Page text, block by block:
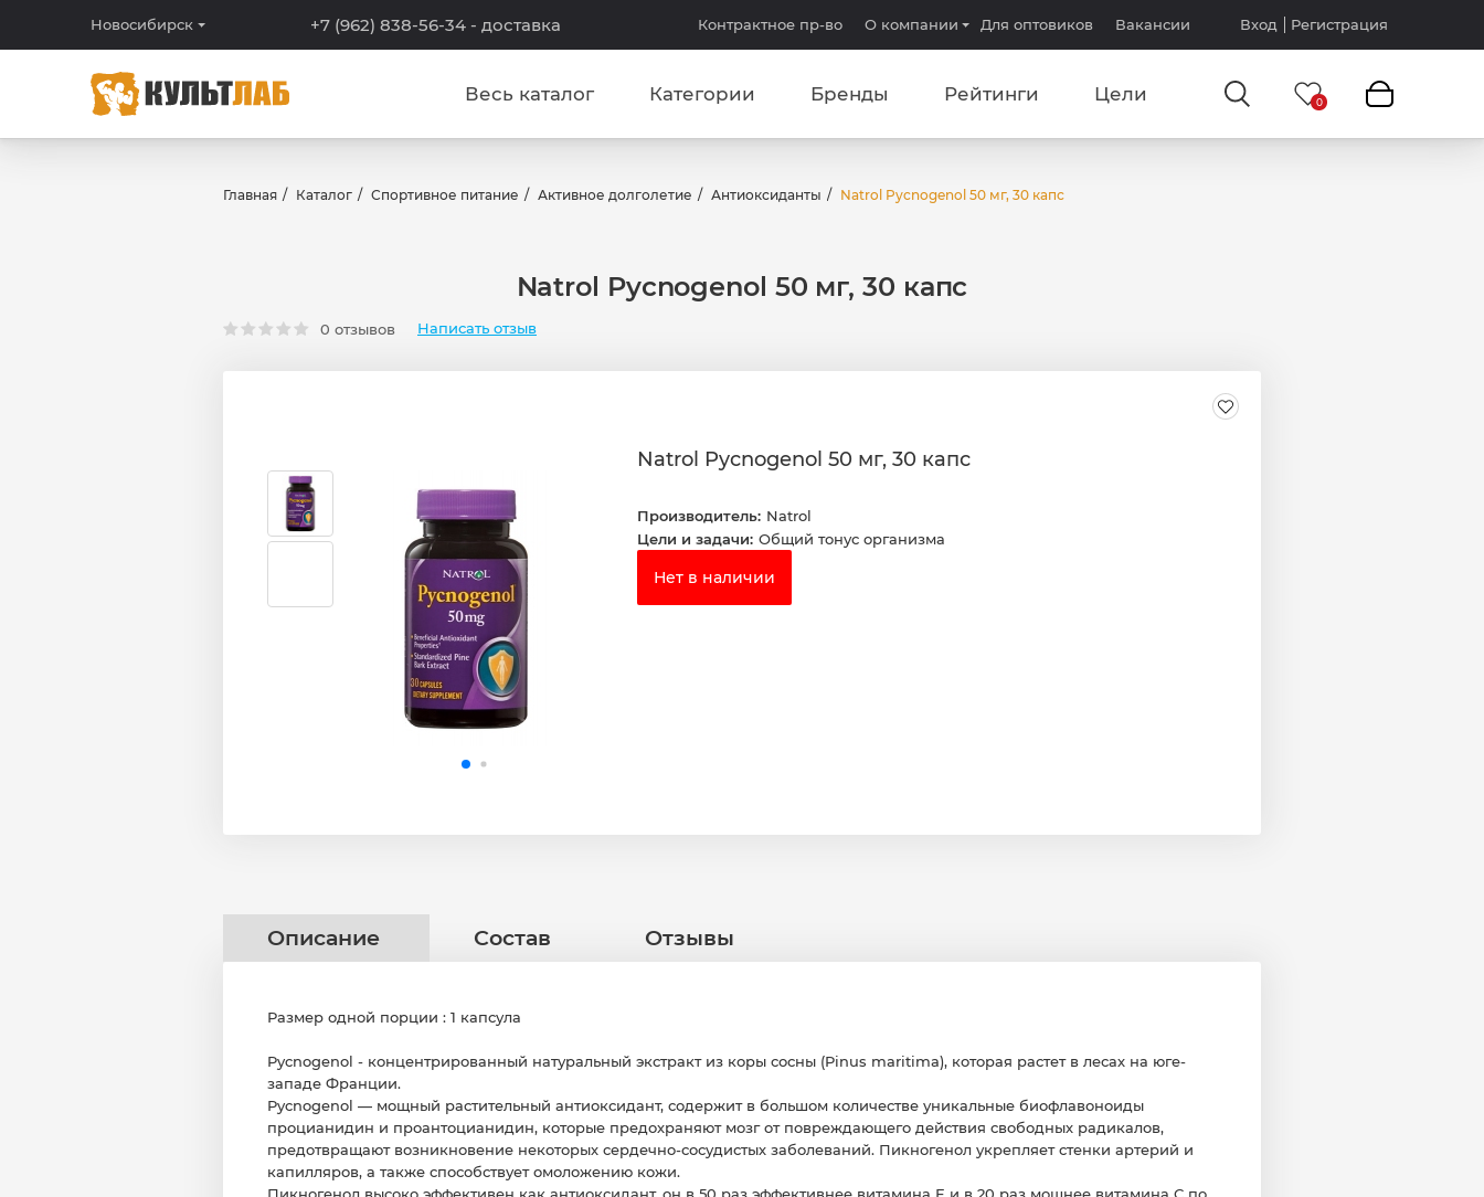
Новосибирск +7 (962) 838-56-34 - доставка Контрактное пр-во О компании Для оптовиков Вакансии Вход Регистрация
Весь каталог Категории Бренды Рейтинги Цели
Главная Каталог Спортивное питание Активное долголетие Антиоксиданты Natrol Pycnogenol 50 мг, 30 капс
Natrol Pycnogenol 50 мг, 30 капс
0 отзывов Написать отзыв
Natrol Pycnogenol 50 мг, 30 капс
Производитель: Natrol
Цели и задачи: Общий тонус организма
Нет в наличии
Описание Состав Отзывы
Размер одной порции : 1 капсула
Pycnogenol - концентрированный натуральный экстракт из коры сосны (Pinus maritima), которая растет в лесах на юге-
западе Франции.
Pycnogenol — мощный растительный антиоксидант, содержит в большом количестве уникальные биофлавоноиды
процианидин и проантоцианидин, которые предохраняют мозг от повреждающего действия свободных радикалов,
предотвращают возникновение некоторых сердечно-сосудистых заболеваний. Пикногенол укрепляет стенки артерий и
капилляров, а также способствует омоложению кожи.